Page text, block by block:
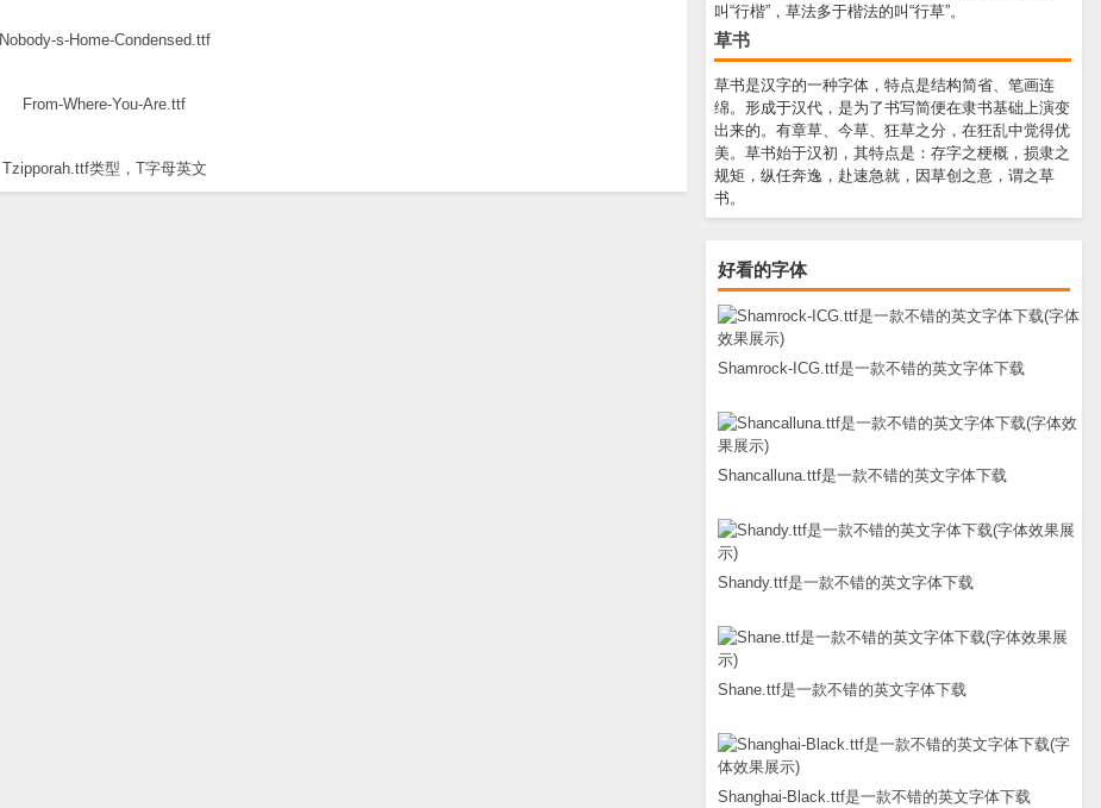
叫“行楷”，草法多于楷法的叫“行草”。
草书
草书是汉字的一种字体，特点是结构简省、笔画连
绵。形成于汉代，是为了书写简便在隶书基础上演变
出来的。有章草、今草、狂草之分，在狂乱中觉得优
美。草书始于汉初，其特点是：存字之梗概，损隶之
规矩，纵任奔逸，赴速急就，因草创之意，谓之草
书。
好看的字体
Shamrock-ICG.ttf是一款不错的英文字体下载
Shancalluna.ttf是一款不错的英文字体下载
Shandy.ttf是一款不错的英文字体下载
Shane.ttf是一款不错的英文字体下载
Shanghai-Black.ttf是一款不错的英文字体下载
Nobody-s-Home-Condensed.ttf
From-Where-You-Are.ttf
Tzipporah.ttf类型，T字母英文